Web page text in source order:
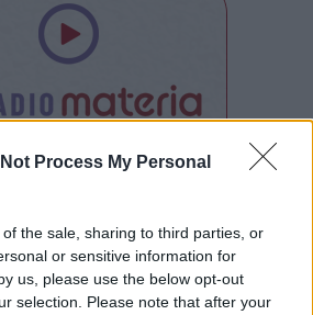
Process My Personal
the sale, sharing to third parties, or
or sensitive information for
us, please use the below opt-out
selection. Please note that after your
Tutti gli eventia Materia
5 - Castronno